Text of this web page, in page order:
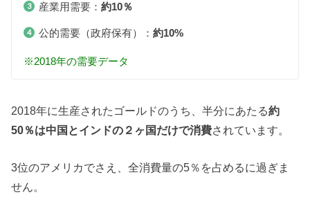
産業用需要： 約10％
公的需要（政府保有）： 約10%
※2018年の需要データ
2018年に生産されたゴールドのうち、半分にあたる約
50％は中国とインドの２ヶ国だけで消費されています。
3位のアメリカでさえ、全消費量の5％を占めるに過ぎま
せん。